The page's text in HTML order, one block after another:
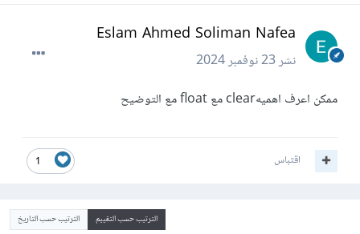
Eslam Ahmed Soliman Nafea
نشر23 نوفمبر 2024
ممكن اعرف اهميهclear مع float مع التوضيح
1 اقتباس
الترتيب حسب التقييم الترتيب حسب التاريخ